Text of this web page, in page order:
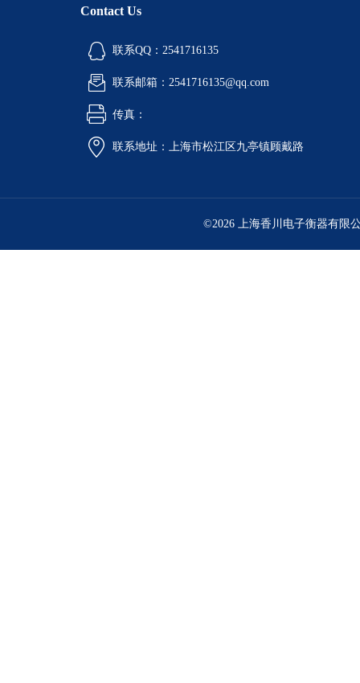
Contact Us
联系QQ：2541716135
联系邮箱：2541716135@qq.com
传真：
联系地址：上海市松江区九亭镇顾戴路
©2026 上海香川电子衡器有限